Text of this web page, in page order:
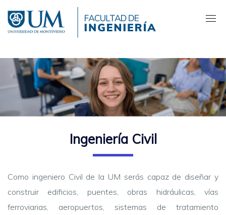
contenido
principal
Ingeniería Civil
Como ingeniero Civil de la UM serás capaz de diseñar y
construir edificios, puentes, obras hidráulicas, vías
ferroviarias, aeropuertos, sistemas de tratamiento